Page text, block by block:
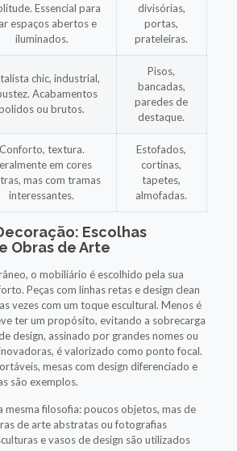
Essencial para
espaços abertos e
iluminados.
divisórias,
portas,
prateleiras.
chic, industrial,
Acabamentos
ou brutos.
Pisos,
bancadas,
paredes de
destaque.
Conforto, textura.
em cores
mas com tramas
interessantes.
Estofados,
cortinas,
tapetes,
almofadas.
Escolhas
Obras de Arte
o mobiliário é escolhido pela sua
Peças com linhas retas e design clean
vezes com um toque escultural. Menos é
ter um propósito, evitando a sobrecarga
design, assinado por grandes nomes ou
é valorizado como ponto focal.
mesas com design diferenciado e
são exemplos.
mesma filosofia: poucos objetos, mas de
de arte abstratas ou fotografias
e vasos de design são utilizados